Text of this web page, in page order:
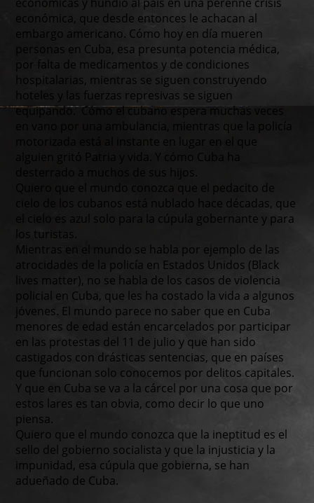
económica, que desde entonces le achacan al
embargo americano. Cómo hoy en día mueren
personas en Cuba, esa presunta potencia médica,
por falta de medicamentos y de condiciones
hospitalarias, mientras se siguen construyendo
hoteles y las fuerzas represivas se siguen
equipando. Cómo el cubano espera muchas veces
en vano por una ambulancia, mientras que la policía
motorizada está al instante en lugar en el que
desterrado a muchos de sus hijos.
Quiero que el mundo conozca que el pedacito de
cielo de los cubanos está nublado hace décadas, que
el cielo es azul solo para la cúpula gobernante y para
los turistas.
Mientras en el mundo se habla por ejemplo de las
atrocidades de la policía en Estados Unidos (Black
lives matter), no se habla de los casos de violencia
policial en Cuba, que les ha costado la vida a algunos
jóvenes. El mundo parece no saber que en Cuba
menores de edad están encarcelados por participar
en las protestas del 11 de julio y que han sido
castigados con drásticas sentencias, que en países
que funcionan solo conocemos por delitos capitales.
Y que en Cuba se va a la cárcel por una cosa que por
estos lares es tan obvia, como decir lo que uno
piensa.
Quiero que el mundo conozca que la ineptitud es el
sello del gobierno socialista y que la injusticia y la
impunidad, esa cúpula que gobierna, se han
adueñado de Cuba.